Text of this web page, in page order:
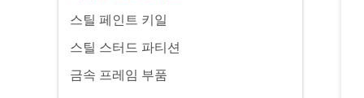
스틸 페인트 키일
스틸 스터드 파티션
금속 프레임 부품